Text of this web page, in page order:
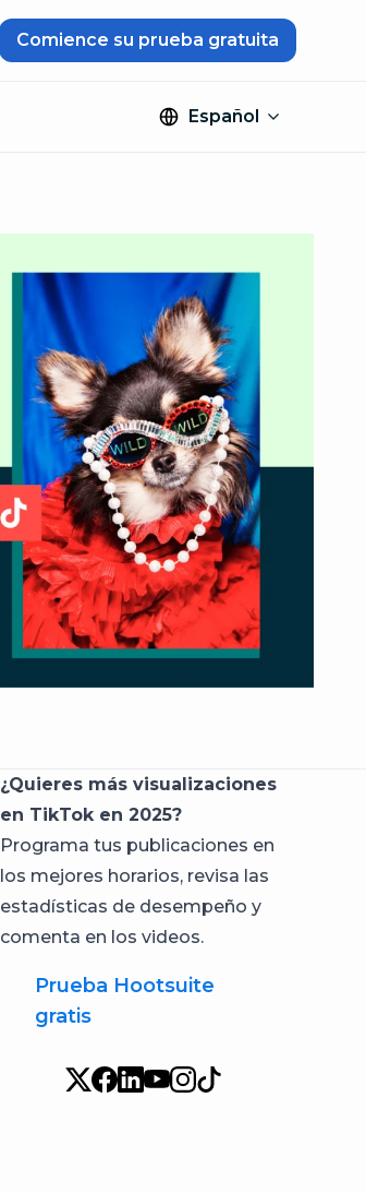
Comience su prueba gratuita
Español
¿Quieres más visualizaciones
en TikTok en 2025?
Programa tus publicaciones en
los mejores horarios, revisa las
estadísticas de desempeño y
comenta en los videos.
Prueba Hootsuite
gratis